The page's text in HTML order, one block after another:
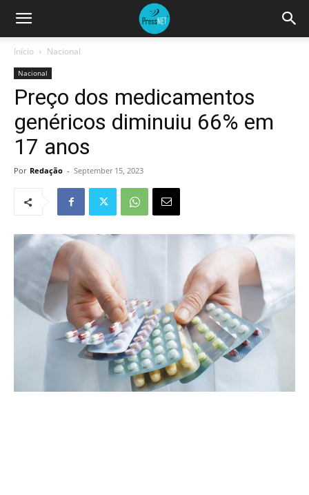
Início Nacional
Nacional
Preço dos medicamentos
genéricos diminuiu 66% em
17 anos
Por Redação - September 15, 2023